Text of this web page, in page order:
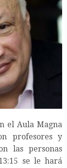
el Aula Magna
profesores y
las personas
se le hará